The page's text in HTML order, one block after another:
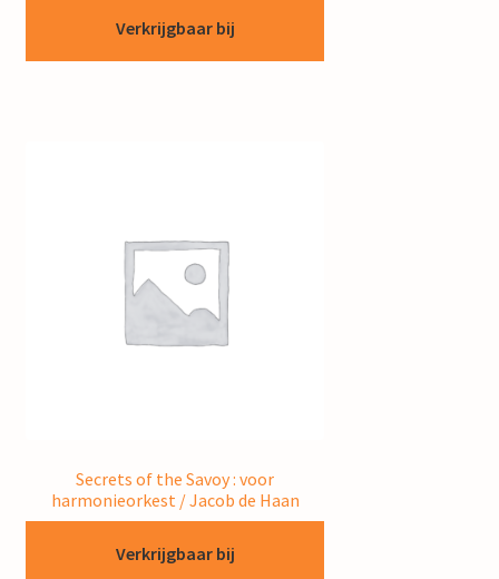
Verkrijgbaar bij
Secrets of the Savoy : voor
harmonieorkest / Jacob de Haan
Verkrijgbaar bij